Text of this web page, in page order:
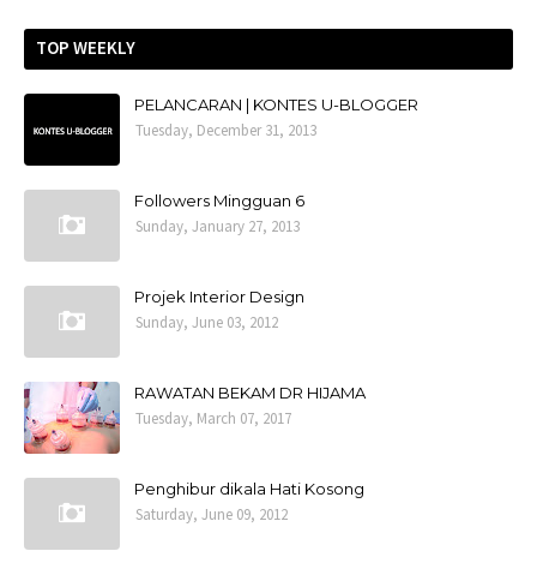
TOP WEEKLY
PELANCARAN | KONTES U-BLOGGER
Tuesday, December 31, 2013
Followers Mingguan 6
Sunday, January 27, 2013
Projek Interior Design
Sunday, June 03, 2012
RAWATAN BEKAM DR HIJAMA
Tuesday, March 07, 2017
Penghibur dikala Hati Kosong
Saturday, June 09, 2012